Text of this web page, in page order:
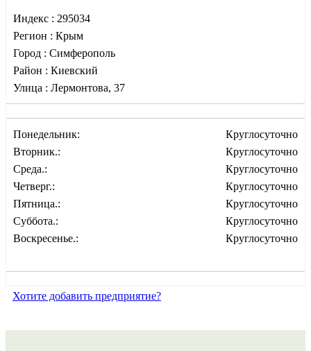
Индекс : 295034
Регион : Крым
Город : Симферополь
Район : Киевский
Улица : Лермонтова, 37
Понедельник:
Круглосуточно
Вторник.:
Круглосуточно
Среда.:
Круглосуточно
Четверг.:
Круглосуточно
Пятница.:
Круглосуточно
Суббота.:
Круглосуточно
Воскресенье.:
Круглосуточно
Хотите добавить предприятие?